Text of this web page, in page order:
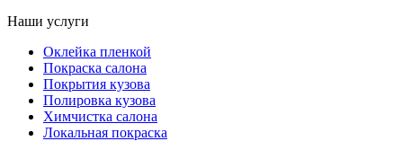
Наши услуги
Оклейка пленкой
Покраска салона
Покрытия кузова
Полировка кузова
Химчистка салона
Локальная покраска